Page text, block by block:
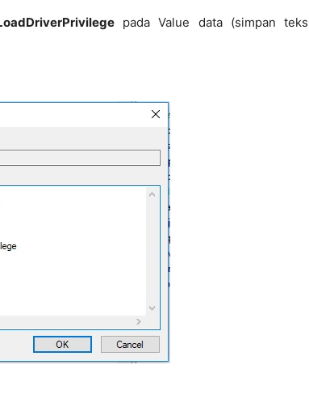
pada Value data (simpan teks